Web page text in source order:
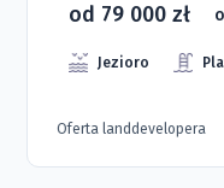
od 79 000 zł
Jezioro
Oferta landdevelopera